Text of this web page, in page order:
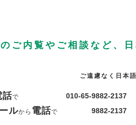
ご内覧やご相談など、
ご遠慮なく日本
話で 010-65-9882-2137
ルから 電話で 9882-2137